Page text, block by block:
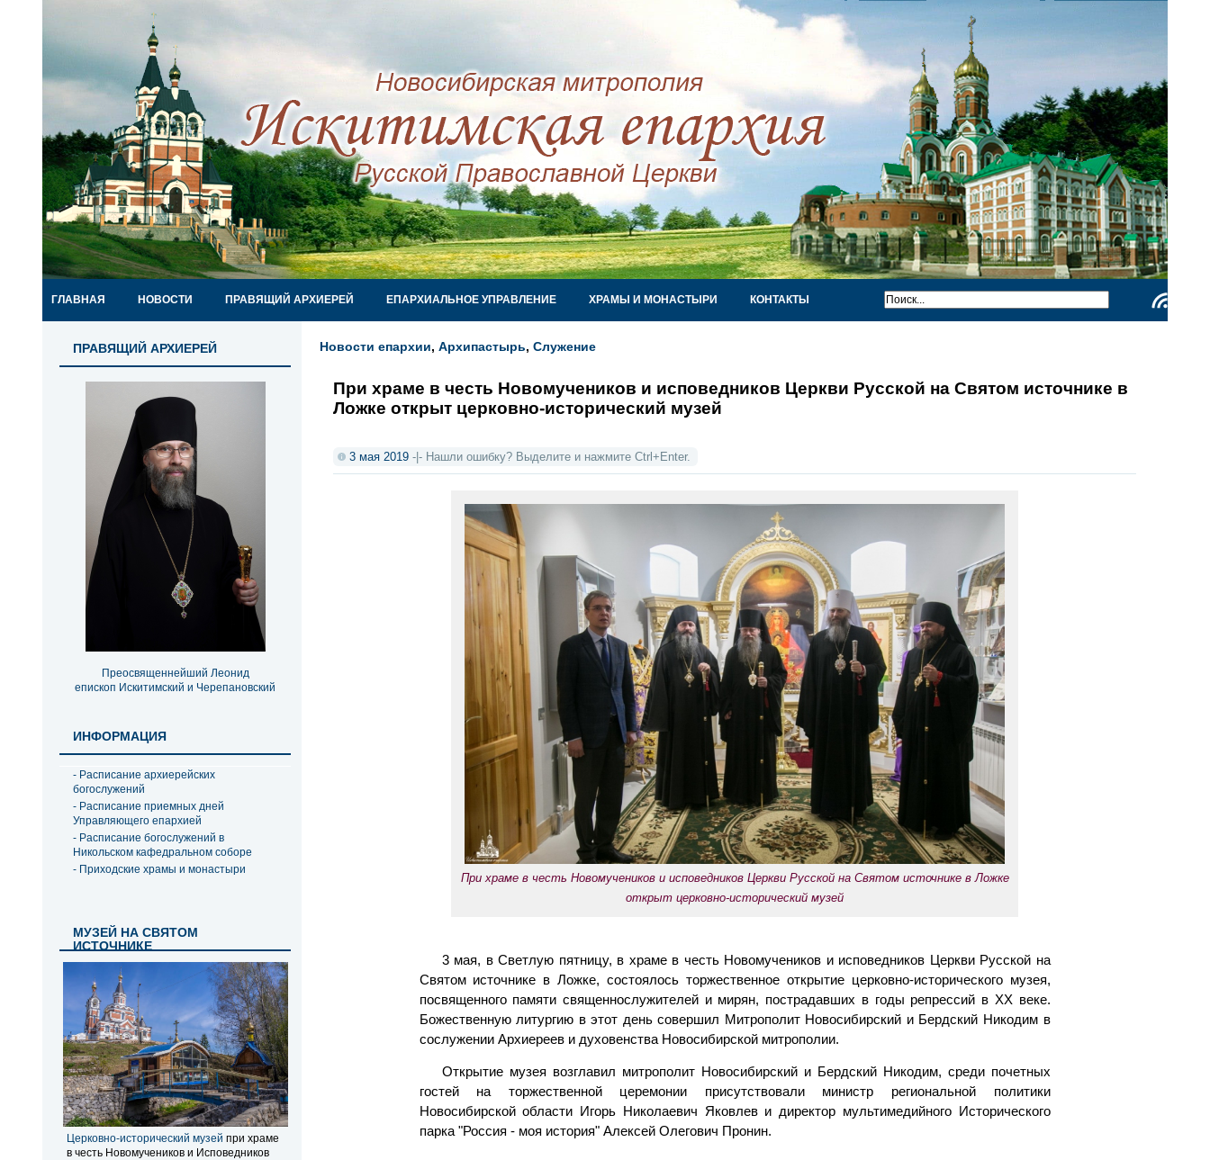
ГЛАВНАЯ НОВОСТИ ПРАВЯЩИЙ АРХИЕРЕЙ ЕПАРХИАЛЬНОЕ УПРАВЛЕНИЕ ХРАМЫ И МОНАСТЫРИ
КОНТАКТЫ
ПРАВЯЩИЙ АРХИЕРЕЙ
Преосвященнейший Леонид
епископ Искитимский и Черепановский
ИНФОРМАЦИЯ
- Расписание архиерейских
богослужений
- Расписание приемных дней
Управляющего епархией
- Расписание богослужений в
Никольском кафедральном соборе
- Приходские храмы и монастыри
МУЗЕЙ НА СВЯТОМ
ИСТОЧНИКЕ
Церковно-исторический музей при храме
в честь Новомучеников и Исповедников
Новости епархии, Архипастырь, Служение
При храме в честь Новомучеников и исповедников Церкви Русской на Святом источнике в
Ложке открыт церковно-исторический музей
3 мая 2019 -|- Нашли ошибку? Выделите и нажмите Ctrl+Enter.
При храме в честь Новомучеников и исповедников Церкви Русской на Святом источнике в Ложке
открыт церковно-исторический музей
3 мая, в Светлую пятницу, в храме в честь Новомучеников и исповедников Церкви Русской на
Святом источнике в Ложке, состоялось торжественное открытие церковно-исторического музея,
посвященного памяти священнослужителей и мирян, пострадавших в годы репрессий в XX веке.
Божественную литургию в этот день совершил Митрополит Новосибирский и Бердский Никодим в
сослужении Архиереев и духовенства Новосибирской митрополии.
Открытие музея возглавил митрополит Новосибирский и Бердский Никодим, среди почетных
гостей на торжественной церемонии присутствовали министр региональной политики
Новосибирской области Игорь Николаевич Яковлев и директор мультимедийного Исторического
парка "Россия - моя история" Алексей Олегович Пронин.